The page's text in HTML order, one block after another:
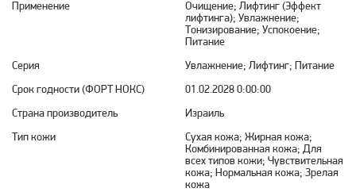
Применение
Очищение; Лифтинг (Эффект
лифтинга); Увлажнение;
Тонизирование; Успокоение;
Питание
Серия
Увлажнение; Лифтинг; Питание
Срок годности (ФОРТ НОКС)
01.02.2028 0:00:00
Страна производитель
Израиль
Тип кожи
Сухая кожа; Жирная кожа;
Комбинированная кожа; Для
всех типов кожи; Чувствительная
кожа; Нормальная кожа; Зрелая
кожа